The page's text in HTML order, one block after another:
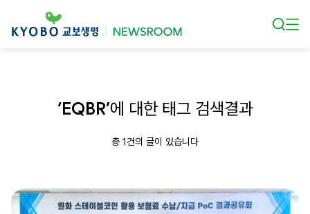
‘EQBR’에 대한 태그 검색결과
총 1건의 글이 있습니다